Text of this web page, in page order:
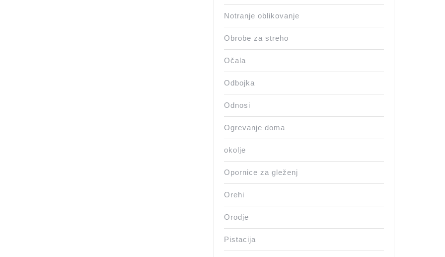
Notranje oblikovanje
Obrobe za streho
Očala
Odbojka
Odnosi
Ogrevanje doma
okolje
Opornice za gleženj
Orehi
Orodje
Pistacija